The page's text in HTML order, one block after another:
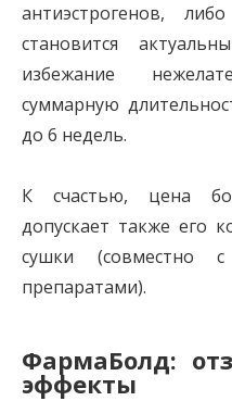
антиэстрогенов,
становится
избежание
суммарную
до 6 недель.
К счастью, цена
допускает также его
сушки (совместно
препаратами).
ФармаБолд:
эффекты